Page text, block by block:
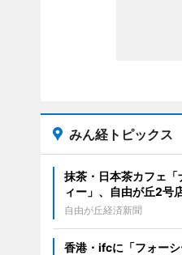
みん経トピックス
抹茶・日本茶カフェ「
ィー」、自由が丘2
自由が丘経済新聞
香港・ifcに「フォー